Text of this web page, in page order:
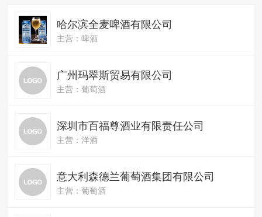
哈尔滨全麦啤酒有限公司
主营：啤酒
广州玛翠斯贸易有限公司
主营：葡萄酒
深圳市百福尊酒业有限责任公司
主营：洋酒
意大利森德兰葡萄酒集团有限公司
主营：葡萄酒